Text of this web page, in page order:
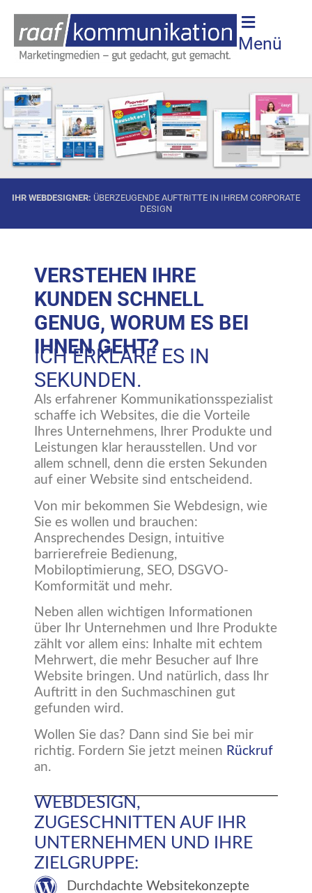
Menü
IHR WEBDESIGNER: ÜBERZEUGENDE AUFTRITTE IN IHREM CORPORATE
DESIGN
VERSTEHEN IHRE
KUNDEN SCHNELL
GENUG, WORUM ES BEI
IHNEN GEHT?
ICH ERKLÄRE ES IN
SEKUNDEN.
Als erfahrener Kommunikationsspezialist
schaffe ich Websites, die die Vorteile
Ihres Unternehmens, Ihrer Produkte und
Leistungen klar herausstellen. Und vor
allem schnell, denn die ersten Sekunden
auf einer Website sind entscheidend.
Von mir bekommen Sie Webdesign, wie
Sie es wollen und brauchen:
Ansprechendes Design, intuitive
barrierefreie Bedienung,
Mobiloptimierung, SEO, DSGVO-
Komformität und mehr.
Neben allen wichtigen Informationen
über Ihr Unternehmen und Ihre Produkte
zählt vor allem eins: Inhalte mit echtem
Mehrwert, die mehr Besucher auf Ihre
Website bringen. Und natürlich, dass Ihr
Auftritt in den Suchmaschinen gut
gefunden wird.
Wollen Sie das? Dann sind Sie bei mir
richtig. Fordern Sie jetzt meinen Rückruf
an.
WEBDESIGN,
ZUGESCHNITTEN AUF IHR
UNTERNEHMEN UND IHRE
ZIELGRUPPE:
Durchdachte Websitekonzepte